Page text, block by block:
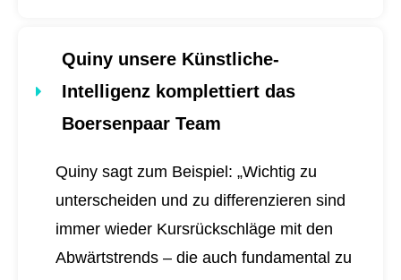
Quiny unsere Künstliche-
Intelligenz komplettiert das
Boersenpaar Team
Quiny sagt zum Beispiel: „Wichtig zu
unterscheiden und zu differenzieren sind
immer wieder Kursrückschläge mit den
Abwärtstrends – die auch fundamental zu